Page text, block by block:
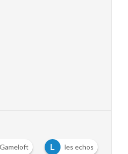
Gameloft L les echos